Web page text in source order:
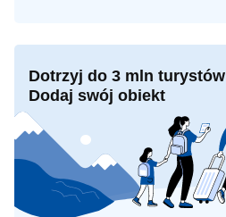
Dotrzyj do 3 mln turystów
Dodaj swój obiekt